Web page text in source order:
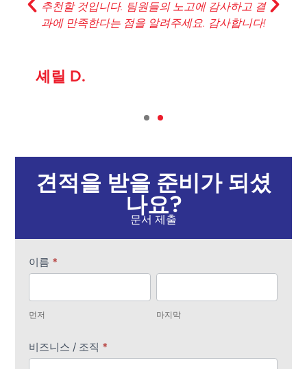
서비스가 필요한 다른 사람에게도 추천할 수 있
게 되었어요!
킴벌리 N.
견적을 받을 준비가 되셨
나요?
문서 제출
번
역
견
적
이름 *
저
먼저
지
막
마지막
비즈니스 / 조직 *